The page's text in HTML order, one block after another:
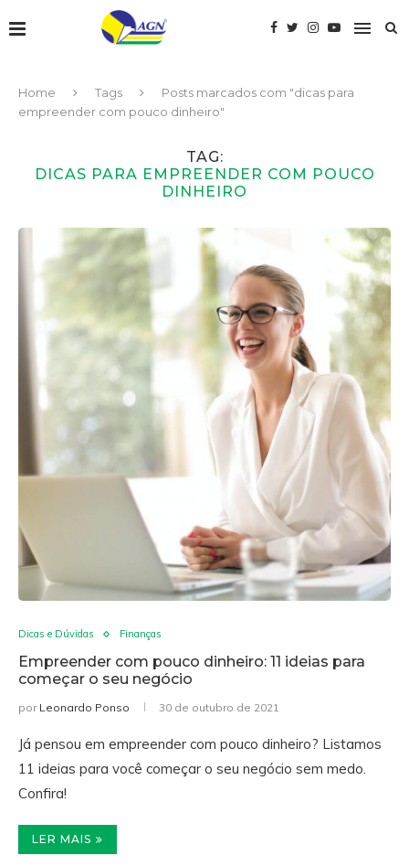
Home Tags
Posts marcados com "dicas para
empreender com pouco dinheiro"
TAG:
DICAS PARA EMPREENDER COM POUCO
DINHEIRO
Dicas e Dúvidas Finanças
Empreender com pouco dinheiro: 11 ideias para
começar o seu negócio
por Leonardo Ponso 30 de outubro de 2021
Já pensou em empreender com pouco dinheiro? Listamos
11 ideias para você começar o seu negócio sem medo.
Confira!
LER MAIS